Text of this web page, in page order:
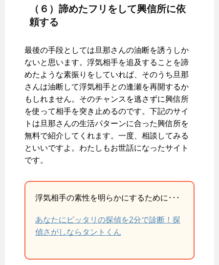
（６）諦めたフリをして興信所に依
頼する
最後の手段としては旦那さんの油断を誘うしか
ないと思います。浮気相手を追及することを諦
めたような素振りをしていれば、そのうち旦那
さんは油断して浮気相手との逢瀬を再開するか
もしれません。そのチャンスを逃さずに興信所
を使って相手を突き止めるのです。下記のサイ
トは旦那さんの生活パターンに合った興信所を
無料で紹介してくれます。一度、相談してみる
といいですよ。わたしもお世話になったサイト
です。
浮気相手の素性を明らかにするために･･･
あなたにピッタリの探偵を2分で診断！探
偵さがしならタントくん